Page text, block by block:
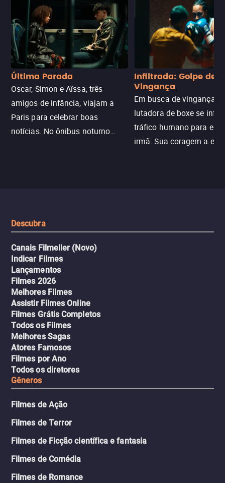
Última Parada
Oscar, Simon e Aïssa, três
amigos de infância, viajam a
Paris para celebrar boas
notícias. No ônibus noturno
Infiltrada: Golpe de
Vingança
Em busca de vingança,
lutadora de boxe se
tráfico humano para
irmã. Sua coragem a
Descubra
Canais Filmelier (Novo)
Indicar Filmes
Lançamentos
Filmes 2026
Melhores Filmes
Assistir Filmes Online
Filmes Grátis Completos
Todos os Filmes
Melhores Sagas
Atores Famosos
Filmes por Ano
Todos os diretores
Gêneros
Filmes de Ação
Filmes de Terror
Filmes de Ficção científica e fantasia
Filmes de Comédia
Filmes de Romance